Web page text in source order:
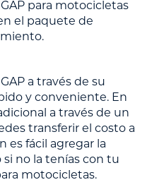
para motocicletas
el paquete de
a través de su
y conveniente. En
a través de un
transferir el costo a
es fácil agregar la
si no la tenías con tu
motocicletas.